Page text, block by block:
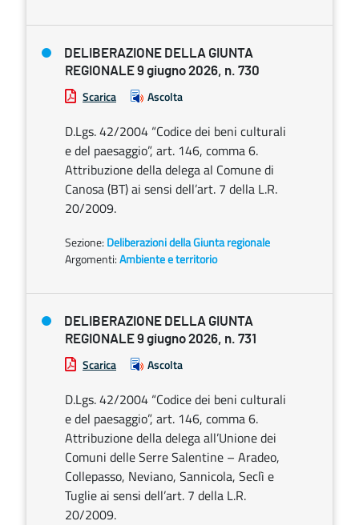
DELIBERAZIONE DELLA GIUNTA
REGIONALE 9 giugno 2026, n. 730
Scarica Ascolta
D.Lgs. 42/2004 “Codice dei beni culturali
e del paesaggio”, art. 146, comma 6.
Attribuzione della delega al Comune di
Canosa (BT) ai sensi dell’art. 7 della L.R.
20/2009.
Sezione: Deliberazioni della Giunta regionale
Argomenti:Ambiente e territorio
DELIBERAZIONE DELLA GIUNTA
REGIONALE 9 giugno 2026, n. 731
Scarica Ascolta
D.Lgs. 42/2004 “Codice dei beni culturali
e del paesaggio”, art. 146, comma 6.
Attribuzione della delega all’Unione dei
Comuni delle Serre Salentine – Aradeo,
Collepasso, Neviano, Sannicola, Seclì e
Tuglie ai sensi dell’art. 7 della L.R.
20/2009.